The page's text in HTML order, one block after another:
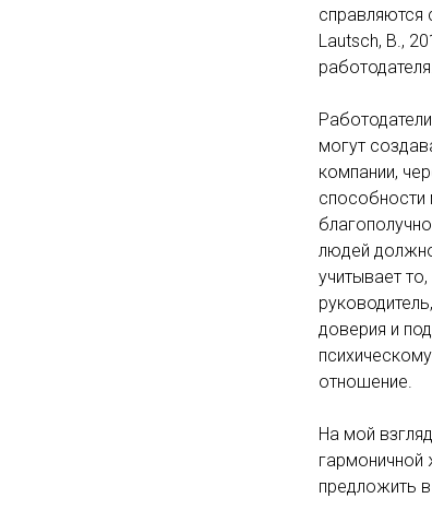
справляются
Lautsch, B.,
могут
компании,
способности
людей
учитывает
доверия и
отношение.
На мой
гармоничной
предложить